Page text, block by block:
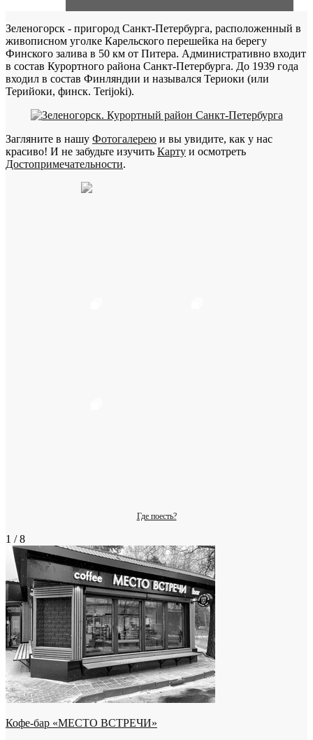
Зеленогорск - пригород Санкт-Петербурга, расположенный в
живописном уголке Карельского перешейка на берегу
Финского залива в 50 км от Питера. Административно входит
в состав Курортного района Санкт-Петербурга. До 1939 года
входил в состав Финляндии и назывался Териоки (или
Терийоки, финск. Terijoki).
Загляните в нашу Фотогалерею и вы увидите, как у нас
красиво! И не забудьте изучить Карту и осмотреть
Достопримечательности.
Где поесть?
1 / 8
Кофе-бар «МЕСТО ВСТРЕЧИ»